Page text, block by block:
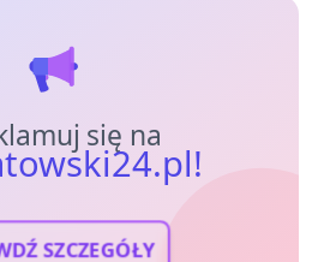
się na
SZCZEGÓŁY